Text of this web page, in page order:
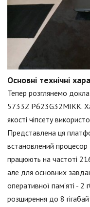
Основні технічні
Тепер розглянемо
5733Z P623G32MIKK.
якості чіпсету
Представлена ця
встановлений
працюють на частоті
але для основних
оперативної пам'яті - 2
розширення до 8